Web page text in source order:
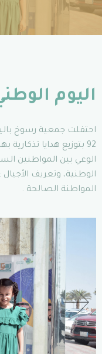
اليوم الوطني
احتفلت جمعية رسوخ
92 بتوزيع هدايا
الوعي بين المواطنين
الوطنية، وتعريف
المواطنة الصالحة .